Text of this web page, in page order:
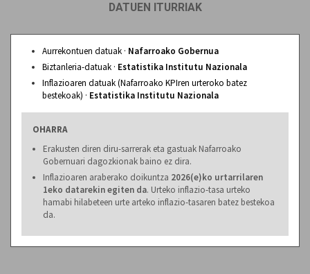
DATUEN ITURRIAK
Aurrekontuen datuak · Nafarroako Gobernua
Biztanleria-datuak · Estatistika Institutu Nazionala
Inflazioaren datuak (Nafarroako KPIren urteroko batez
bestekoak) · Estatistika Institutu Nazionala
OHARRA
Erakusten diren diru-sarrerak eta gastuak Nafarroako
Gobernuari dagozkionak baino ez dira.
Inflazioaren araberako doikuntza 2026(e)ko urtarrilaren
1eko datarekin egiten da. Urteko inflazio-tasa urteko
hamabi hilabeteen urte arteko inflazio-tasaren batez bestekoa
da.